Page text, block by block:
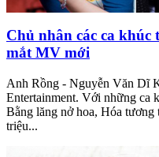
Chủ nhân các ca
mắt MV mới
Anh Rồng - Nguyễn Văn Dĩ
Entertainment. Với những ca
Bằng lăng nở hoa, Hóa tương
triệu...